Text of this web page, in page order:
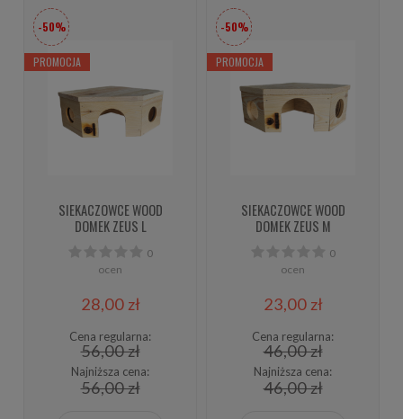
SIEKACZOWCE WOOD
DOMEK ZEUS L
0
ocen
28,00 zł
Cena regularna:
56,00 zł
Najniższa cena:
56,00 zł
PROMOCJA
-50%
SIEKACZOWCE WOOD
DOMEK ZEUS M
0
ocen
23,00 zł
Cena regularna:
46,00 zł
Najniższa cena:
46,00 zł
PROMOCJA
-50%